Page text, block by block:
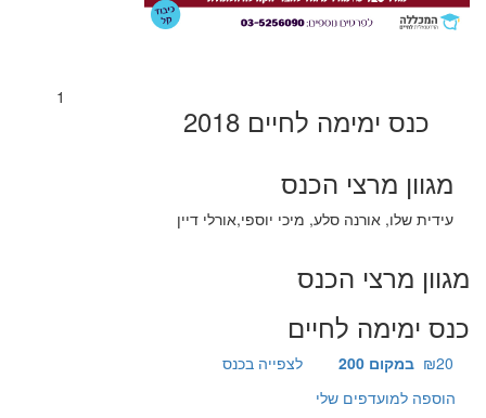
1
כנס ימימה לחיים 2018
מגוון מרצי הכנס
עידית שלו, אורנה סלע, מיכי יוספי,אורלי דיין
מגוון מרצי הכנס
כנס ימימה לחיים
לצפייה בכנס ₪20 במקום 200
הוספה למועדפים שלי